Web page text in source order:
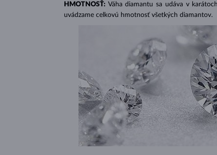
HMOTNOSŤ: Váha diamantu sa udáva v
uvádzame celkovú hmotnosť všetkých diamantov.